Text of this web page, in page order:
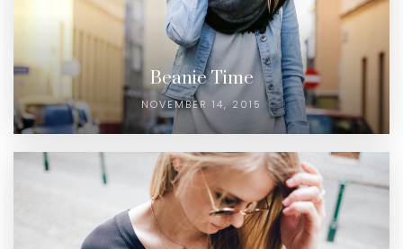
Beanie Time
NOVEMBER 14, 2015